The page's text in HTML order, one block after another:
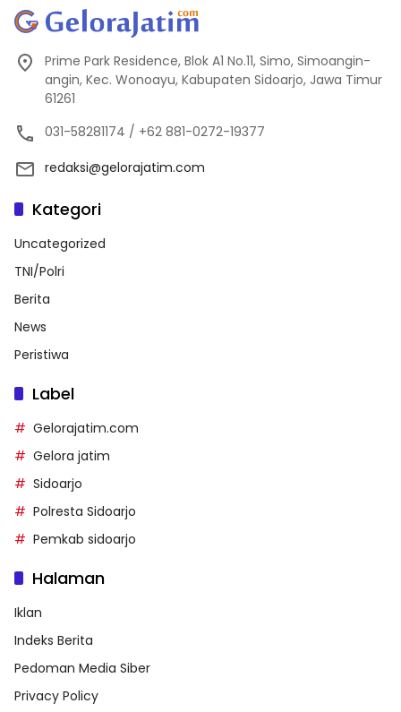
Prime Park Residence, Blok A1 No.11, Simo, Simoangin-
angin, Kec. Wonoayu, Kabupaten Sidoarjo, Jawa Timur
61261
031-58281174 / +62 881-0272-19377
redaksi@gelorajatim.com
Kategori
Uncategorized
TNI/Polri
Berita
News
Peristiwa
Label
Gelorajatim.com
Gelora jatim
Sidoarjo
Polresta Sidoarjo
Pemkab sidoarjo
Halaman
Iklan
Indeks Berita
Pedoman Media Siber
Privacy Policy